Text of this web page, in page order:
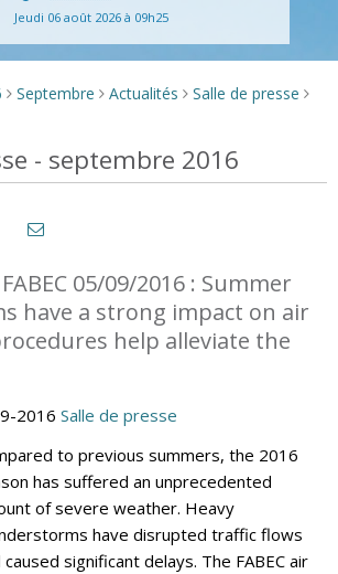
Jeudi 06 août 2026 à 09h25
> Septembre > Actualités > Salle de presse >
- septembre 2016
05/09/2016 : Summer
have a strong impact on air
help alleviate the
2016 Salle de presse
to previous summers, the 2016
has suffered an unprecedented
of severe weather. Heavy
have disrupted traffic flows
caused significant delays. The FABEC air